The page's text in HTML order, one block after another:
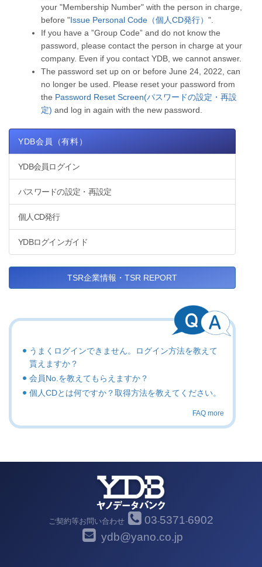
your "Membership Number" with the person in charge,
before "Issue Personal Code（個人CD発行） ".
If you have a ”Group Code” and do not know the
password, please contact the person in charge at your
company. Even if you contact YDB, we cannot answer.
The password set up on or before June 24, 2022, can
no longer be used. Please reset your password from
the Password Reset Screen(パスワードの設定・再設
定) and log in again with the new password.
YDB会員（有料）
YDB会員ログイン
パスワードの設定・再設定
個人CD発行
YDBログインガイド
TSR企業情報・TSR REPORT
うまくログインできません。ログイン方法を教えて
貰えますか？
会員No.を教えてもらえますか？
個人CDとは何ですか？取得方法を教えてください。
FAQ more
ご契約等お問い合わせ 03-5371-6902
ydb@yano.co.jp